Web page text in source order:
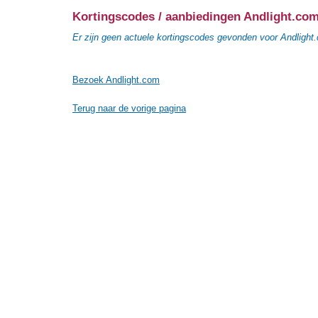
Kortingscodes / aanbiedingen Andlight.com
Er zijn geen actuele kortingscodes gevonden voor
Bezoek Andlight.com
Terug naar de vorige pagina